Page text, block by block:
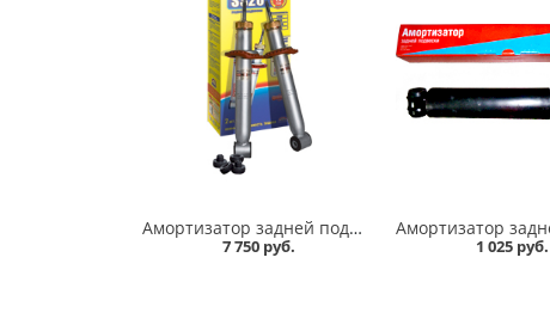
Амортизатор задней подвески 2110,1118-19 /стандарт/ комплект, SS 20 в Омске
7 750 руб. 1 025 руб.